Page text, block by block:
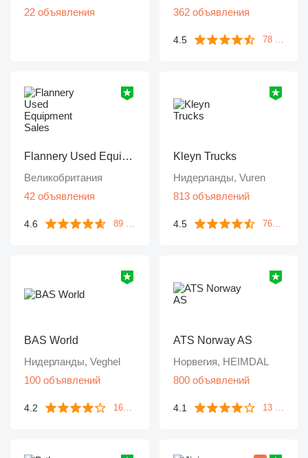
22 объявления
362 объявления
4.5 78 отзывов
Flannery Used Equipment Sales
Великобритания
42 объявления
4.6 89 отзывов
Kleyn Trucks
Нидерланды, Vuren
813 объявлений
4.5 763 отзыва
BAS World
Нидерланды, Veghel
100 объявлений
4.2 1643 отзыва
ATS Norway AS
Норвегия, HEIMDAL
800 объявлений
4.1 13 отзывов